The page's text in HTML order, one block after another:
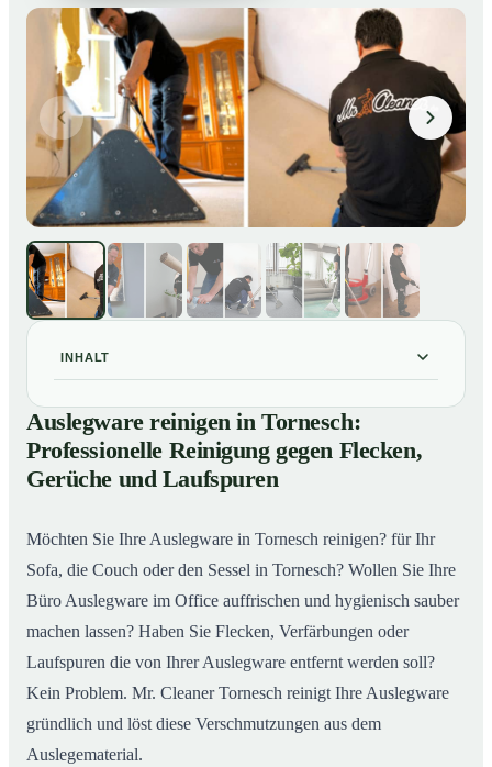
INHALT
01 Auslegware reinigen in Tornesch: Professionelle
Reinigung gegen Flecken, Gerüche und Laufspuren
02 So wird Auslegware in Tornesch professionell gereinigt
Auslegware reinigen in Tornesch:
Professionelle Reinigung gegen Flecken,
Gerüche und Laufspuren
Möchten Sie Ihre Auslegware in Tornesch reinigen? für Ihr
Sofa, die Couch oder den Sessel in Tornesch? Wollen Sie Ihre
Büro Auslegware im Office auffrischen und hygienisch sauber
machen lassen? Haben Sie Flecken, Verfärbungen oder
Laufspuren die von Ihrer Auslegware entfernt werden soll?
Kein Problem. Mr. Cleaner Tornesch reinigt Ihre Auslegware
gründlich und löst diese Verschmutzungen aus dem
Auslegematerial.